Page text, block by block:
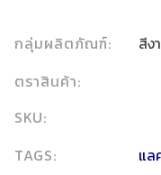
กลุ่มผลิตภัณฑ์:
สีง
ตราสินค้า:
SKU:
TAGS:
แล